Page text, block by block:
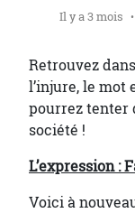
Il y a 3 mois
Retrouvez
l’injure, le mot
pourrez tenter
société !
L’expression :
Voici à